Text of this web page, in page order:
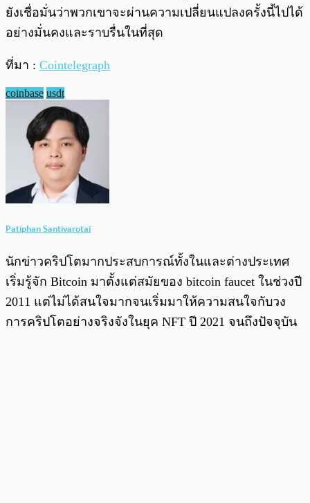
ยังเชื่อมั่นว่าพวกเขาจะผ่านความเปลี่ยนแปลงครั้งนี้ไปได้
อย่างมั่นคงและราบรื่นในที่สุด
ที่มา : Cointelegraph
coinbase usdt
Patiphan Santivarotai
นักข่าวคริปโตมากประสบการณ์ทั้งในและต่างประเทศ
เริ่มรู้จัก Bitcoin มาตั้งแต่สมัยของ bitcoin faucet ในช่วงปี
2011 แต่ไม่ได้สนใจมากจนเริ่มมาให้ความสนใจกับวง
การคริปโตอย่างจริงจังในยุค NFT ปี 2021 จนถึงปัจจุบัน